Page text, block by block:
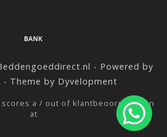
- Powered by
- Theme by Dyvelopment
scores a / out of klantbeoordelingen
at